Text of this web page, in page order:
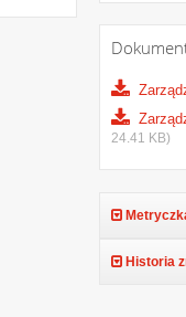
24.41 KB)
Historia